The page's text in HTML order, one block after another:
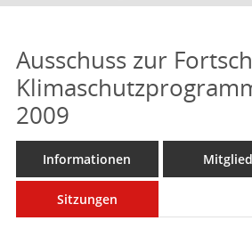
Ausschuss zur
2009
Informationen
Sitzungen